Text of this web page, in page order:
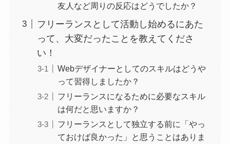
友人など周りの反応はどうでしたか？
フリーランスとして活動し始めるにあた
って、大変だったことを教えてくださ
い！
Webデザイナーとしてのスキルはどうや
って習得しましたか？
フリーランスになるために必要なスキル
は何だと思いますか？
フリーランスとして独立する前に「やっ
ておけば良かった」と思うことはありま